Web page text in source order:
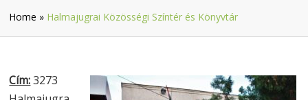
Home » Halmajugrai Közösségi Színtér és Könyvtár
Cím:3273